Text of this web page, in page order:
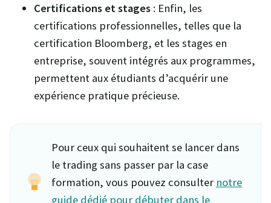
Certifications et stages : Enfin, les
certifications professionnelles, telles que la
certification Bloomberg, et les stages en
entreprise, souvent intégrés aux programmes,
permettent aux étudiants d’acquérir une
expérience pratique précieuse.
Pour ceux qui souhaitent se lancer dans
le trading sans passer par la case
formation, vous pouvez consulter notre
guide dédié pour débuter dans le